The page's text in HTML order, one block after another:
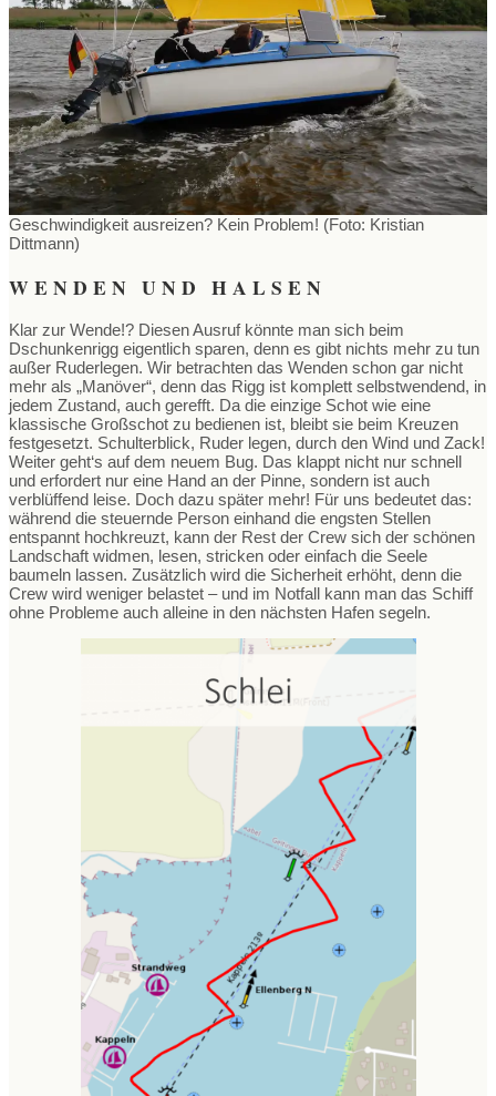
Geschwindigkeit ausreizen? Kein Problem! (Foto: Kristian
Dittmann)
WENDEN UND HALSEN
Klar zur Wende!? Diesen Ausruf könnte man sich beim
Dschunkenrigg eigentlich sparen, denn es gibt nichts mehr zu tun
außer Ruderlegen. Wir betrachten das Wenden schon gar nicht
mehr als „Manöver“, denn das Rigg ist komplett selbstwendend, in
jedem Zustand, auch gerefft. Da die einzige Schot wie eine
klassische Großschot zu bedienen ist, bleibt sie beim Kreuzen
festgesetzt. Schulterblick, Ruder legen, durch den Wind und Zack!
Weiter geht‘s auf dem neuem Bug. Das klappt nicht nur schnell
und erfordert nur eine Hand an der Pinne, sondern ist auch
verblüffend leise. Doch dazu später mehr! Für uns bedeutet das:
während die steuernde Person einhand die engsten Stellen
entspannt hochkreuzt, kann der Rest der Crew sich der schönen
Landschaft widmen, lesen, stricken oder einfach die Seele
baumeln lassen. Zusätzlich wird die Sicherheit erhöht, denn die
Crew wird weniger belastet – und im Notfall kann man das Schiff
ohne Probleme auch alleine in den nächsten Hafen segeln.